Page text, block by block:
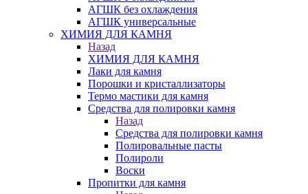
АГШК без охлаждения
АГШК универсальные
ХИМИЯ ДЛЯ КАМНЯ
Назад
ХИМИЯ ДЛЯ КАМНЯ
Лаки для камня
Порошки и кристаллизаторы
Термо мастики для камня
Средства для полировки камня
Назад
Средства для полировки камня
Полировальные пасты
Полироли
Воски
Пропитки для камня